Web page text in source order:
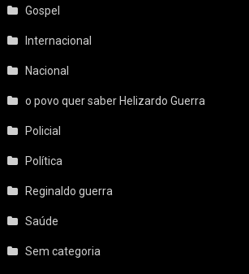
Gospel
Internacional
Nacional
o povo quer saber Helizardo Guerra
Policial
Política
Reginaldo guerra
Saúde
Sem categoria